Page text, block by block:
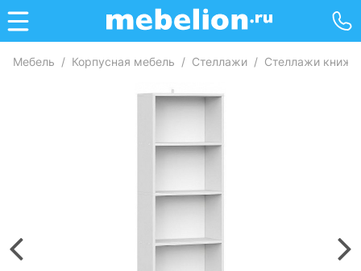
Мебель / Корпусная мебель / Стеллажи / Стеллажи